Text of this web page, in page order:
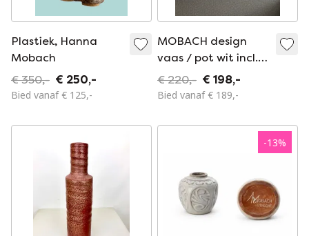
Plastiek, Hanna
Mobach
€ 350,- € 250,-
Bied vanaf € 125,-
MOBACH design
vaas / pot wit incl.
plant
€ 220,- € 198,-
Bied vanaf € 189,-
-13%